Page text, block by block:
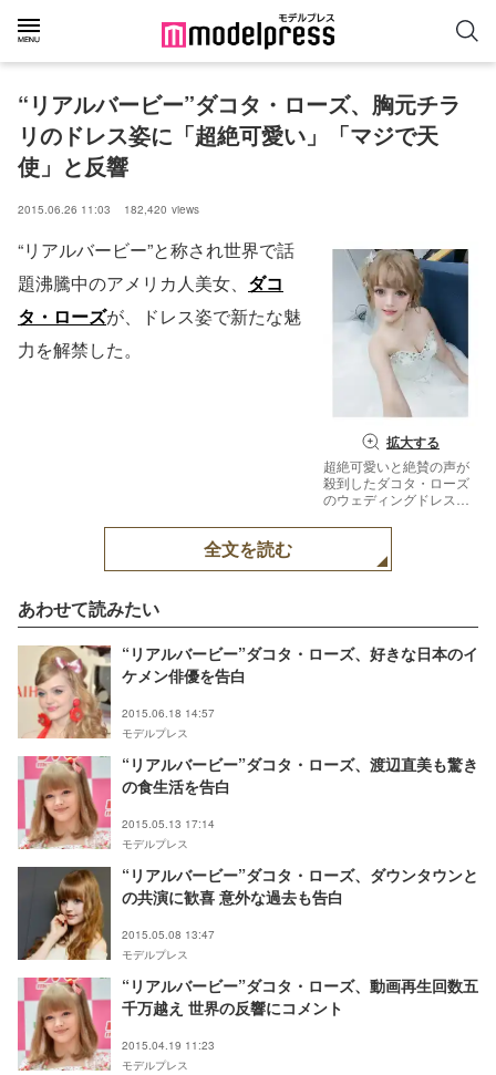
“リアルバービー”ダコタ・ローズ、胸元チラ
リのドレス姿に「超絶可愛い」「マジで天
使」と反響
2015.06.26 11:03 182,420 views
拡大する
超絶可愛いと絶賛の声が
殺到したダコタ・ローズ
のウェディングドレス姿
（Ameba）より【モデル
“リアルバービー”と称され世界で話
題沸騰中のアメリカ人美女、 ダコ
タ・ローズが、ドレス姿で新たな魅
力を解禁した。
全文を読む
あわせて読みたい
“リアルバービー”ダコタ・ローズ、好きな日本のイ
ケメン俳優を告白
2015.06.18 14:57
モデルプレス
“リアルバービー”ダコタ・ローズ、渡辺直美も驚き
の食生活を告白
2015.05.13 17:14
モデルプレス
“リアルバービー”ダコタ・ローズ、ダウンタウンと
の共演に歓喜 意外な過去も告白
2015.05.08 13:47
モデルプレス
“リアルバービー”ダコタ・ローズ、動画再生回数五
千万越え 世界の反響にコメント
2015.04.19 11:23
モデルプレス